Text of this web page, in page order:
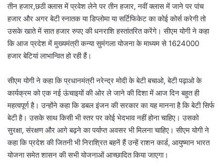
तीन हजार,छठी क्लास में प्रवेश लेने पर तीन हजार, नवीं क्लास में जाने पर पांच
हजार और अगर बेटी स्नातक या डिप्लोमा या सर्टिफिकेट का कोई कोर्स करेगी तो
उसके खाते में सात हजार रुपए की धनराशि हस्तांतरित करेंगे। सीएम योगी ने कहा
कि आज प्रदेश में मुख्यमंत्री कन्या सुमंगला योजना के माध्यम से 1624000
हजार बेटियां लाभान्वित हो रही हैं।
सीएम योगी ने कहा कि प्रधानमंत्री नरेन्द्र मोदी के बेटी बचाओ, बेटी पढ़ाओ के
कार्यक्रम को एक नई ऊंचाइयों की ओर ले जाने की दिशा में आज दिन बहुत ही
महत्वपूर्ण है। उन्होंने कहा कि डबल इंजन की सरकार का यह मानना है कि बेटी सिर्फ
बेटी है। उसके साथ किसी भी स्तर पर कोई भेदभाव नहीं होना चाहिए। उसको
सुरक्षा, संरक्षण और आगे बढ़ने का पर्याप्त अवसर भी मिलना चाहिए। सीएम योगी ने
कहा कि प्रदेश की जितनी भी निराश्रित बहनें हैं उन्हें राशन कार्ड, आयुष्मान भारत
योजना समेत शासन की सभी योजनाओं आच्छादित किया जाएगा।